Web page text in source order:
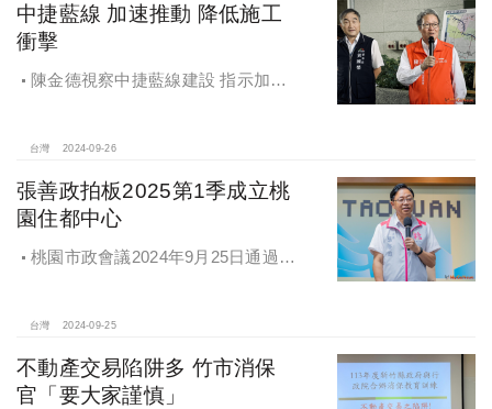
中捷藍線 加速推動 降低施工
衝擊
陳金德視察中捷藍線建設 指示加速
台灣 2024-09-26
張善政拍板2025第1季成立桃
園住都中心
桃園市政會議2024年9月25日通過
住都中心
台灣 2024-09-25
不動產交易陷阱多 竹市消保
官「要大家謹慎」